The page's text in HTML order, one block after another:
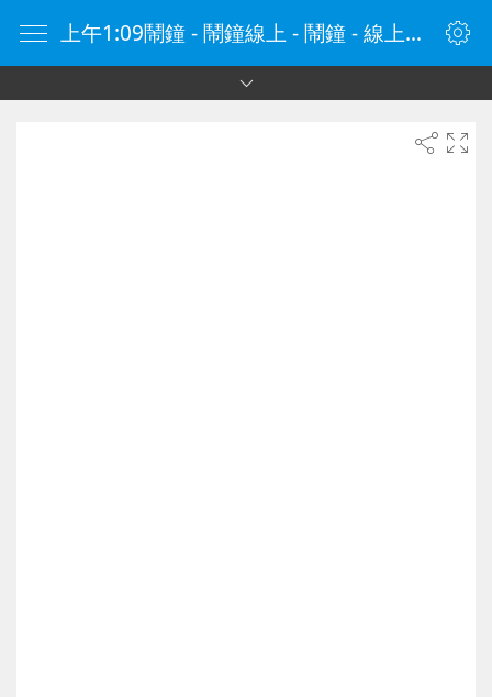
上午1:09鬧鐘 - 鬧鐘線上 - 鬧鐘 - 線上鬧鐘 - 在線鬧鐘 - 鬧鐘在線 - naozhong.tw